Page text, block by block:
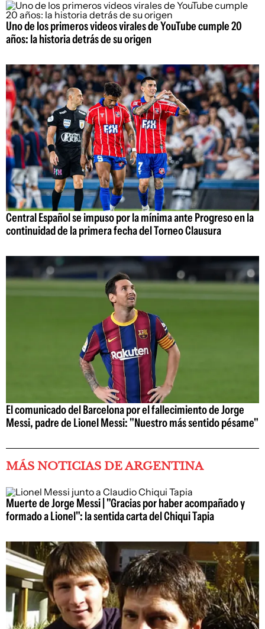
Uno de los primeros videos virales de YouTube cumple 20
años: la historia detrás de su origen
Central Español se impuso por la mínima ante Progreso en la
continuidad de la primera fecha del Torneo Clausura
El comunicado del Barcelona por el fallecimiento de Jorge
Messi, padre de Lionel Messi: "Nuestro más sentido pésame"
MÁS NOTICIAS DE ARGENTINA
Muerte de Jorge Messi | "Gracias por haber acompañado y
formado a Lionel": la sentida carta del Chiqui Tapia